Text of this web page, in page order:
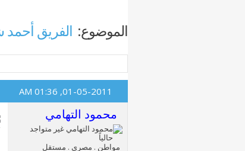
الموضوع: الفريق
01-05-2011,
01:36 AM
محمود التهامي
مواطن . مصري . مستقل